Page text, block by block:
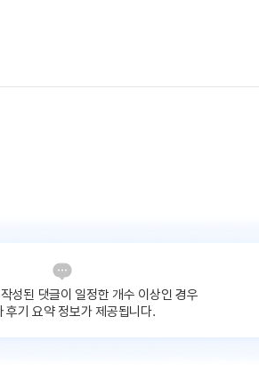
성된 댓글이 일정한 개수 이상인 경우
후기 요약 정보가 제공됩니다.